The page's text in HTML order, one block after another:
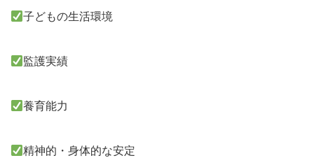
子どもの生活環境
監護実績
養育能力
精神的・身体的な安定